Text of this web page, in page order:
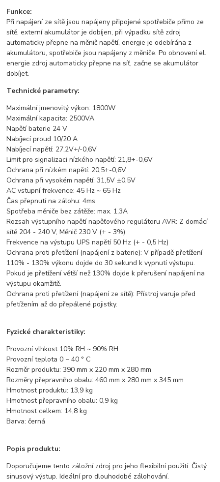
Funkce:
Při napájení ze sítě jsou napájeny připojené spotřebiče přímo ze
sítě, externí akumulátor je dobíjen, při výpadku sítě zdroj
automaticky přepne na měnič napětí, energie je odebírána z
akumulátoru, spotřebiče jsou napájeny z měniče. Po obnovení el.
energie zdroj automaticky přepne na síť, začne se akumulátor
dobíjet.
Technické parametry:
Maximální jmenovitý výkon: 1800W
Maximální kapacita: 2500VA
Napětí baterie 24 V
Nabíjecí proud 10/20 A
Nabíjecí napětí: 27,2V+/-0,6V
Limit pro signalizaci nízkého napětí: 21,8+-0,6V
Ochrana při nízkém napětí: 20,5+-0,6V
Ochrana při vysokém napětí: 31,5V ±0,5V
AC vstupní frekvence: 45 Hz ~ 65 Hz
Čas přepnutí na zálohu: 4ms
Spotřeba měniče bez zátěže: max. 1,3A
Rozsah výstupního napětí napěťového regulátoru AVR: Z domácí
sítě 204 - 240 V, Měnič 230 V (+ - 3%)
Frekvence na výstupu UPS napětí 50 Hz (+ - 0,5 Hz)
Ochrana proti přetížení (napájení z baterie): V případě přetížení
110% - 130% výkonu dojde do 30 sekund k vypnutí výstupu.
Pokud je přetížení větší než 130% dojde k přerušení napájení na
výstupu okamžitě.
Ochrana proti přetížení (napájení ze sítě): Přístroj varuje před
přetížením až do přepálené pojistky.
Fyzické charakteristiky:
Provozní vlhkost 10% RH ~ 90% RH
Provozní teplota 0 ~ 40 ° C
Rozměr produktu: 390 mm x 220 mm x 280 mm
Rozměry přepravního obalu: 460 mm x 280 mm x 345 mm
Hmotnost produktu: 13,9 kg
Hmotnost přepravního obalu: 0,9 kg
Hmotnost celkem: 14,8 kg
Barva: černá
Popis produktu:
Doporučujeme tento záložní zdroj pro jeho flexibilní použití. Čistý
sinusový výstup. Ideální pro dlouhodobé zálohování.